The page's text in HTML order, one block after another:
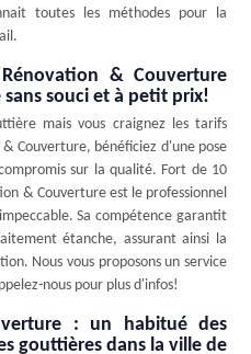
toutes les méthodes pour la
& Couverture
souci et à petit prix!
mais vous craignez les tarifs
Couverture, bénéficiez d'une pose
sur la qualité. Fort de 10
& Couverture est le professionnel
Sa compétence garantit
étanche, assurant ainsi la
Nous vous proposons un service
nous pour plus d'infos!
: un habitué des
gouttières dans la ville de